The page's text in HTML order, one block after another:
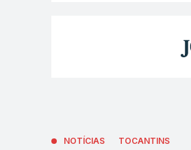
NOTÍCIAS TOCANTINS